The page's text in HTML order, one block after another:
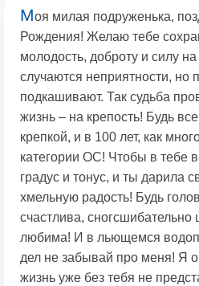
Моя милая подруженька,
Рождения! Желаю тебе
молодость, доброту и силу
случаются неприятности, но
подкашивают. Так судьба
жизнь – на крепость! Будь
крепкой, и в 100 лет, как
категории ОС! Чтобы в тебе
градус и тонус, и ты дарила
хмельную радость! Будь
счастлива,
любима! И в льющемся
дел не забывай про меня! Я
жизнь уже без тебя не